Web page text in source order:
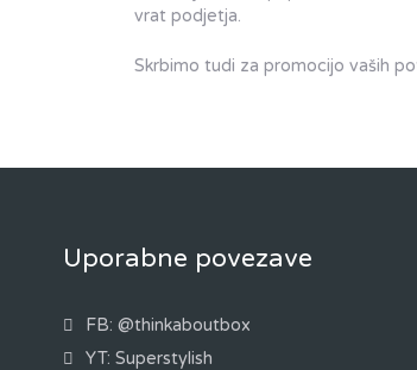
vrat podjetja.
Skrbimo tudi za promocijo vaših
Uporabne povezave
FB: @thinkaboutbox
YT: Superstylish